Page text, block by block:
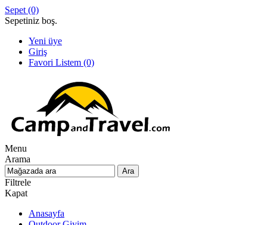
Sepet (0)
Sepetiniz boş.
Yeni üye
Giriş
Favori Listem (0)
Menu
Arama
Filtrele
Kapat
Anasayfa